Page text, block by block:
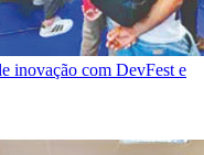
inovação com DevFest e